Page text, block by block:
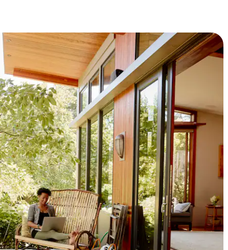
je de pijltjestoetsen omhoog en omlaag, óf door te tikken of swipen.